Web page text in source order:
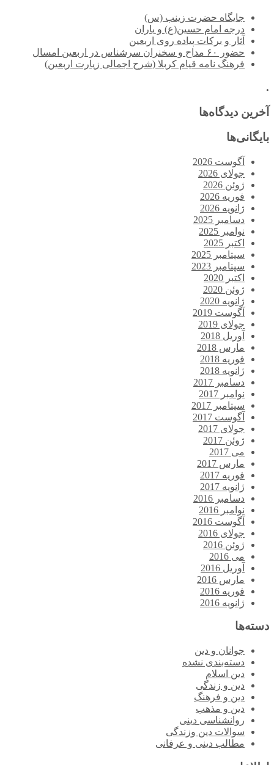
جایگاه حضرت زینب (س)
درجه امام حسین(ع) و یاران
آثار و برکات پیاده روی اربعین
حضور ۶۰ مداح و سخنران سرشناس در اربعین امسال
فرهنگ نامه قیام کربلا (شرح اجمالی زیارت اربعین)
.
آخرین دیدگاه‌ها
بایگانی‌ها
آگوست 2026
جولای 2026
ژوئن 2026
فوریه 2026
ژانویه 2026
دسامبر 2025
نوامبر 2025
اکتبر 2025
سپتامبر 2025
سپتامبر 2023
اکتبر 2020
ژوئن 2020
ژانویه 2020
آگوست 2019
جولای 2019
آوریل 2018
مارس 2018
فوریه 2018
ژانویه 2018
دسامبر 2017
نوامبر 2017
سپتامبر 2017
آگوست 2017
جولای 2017
ژوئن 2017
می 2017
مارس 2017
فوریه 2017
ژانویه 2017
دسامبر 2016
نوامبر 2016
آگوست 2016
جولای 2016
ژوئن 2016
می 2016
آوریل 2016
مارس 2016
فوریه 2016
ژانویه 2016
دسته‌ها
جوانان و دین
دسته‌بندی نشده
دین اسلام
دین و زندگی
دین و فرهنگ
دین و مذهب
روانشناسی دینی
سوالات دین وزندگی
مطالب دینی و عرفانی